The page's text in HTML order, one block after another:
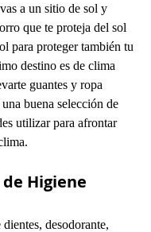
a un sitio de sol y
que te proteja del sol
para proteger también tu
destino es de clima
guantes y ropa
buena selección de
utilizar para afrontar
Higiene
desodorante,